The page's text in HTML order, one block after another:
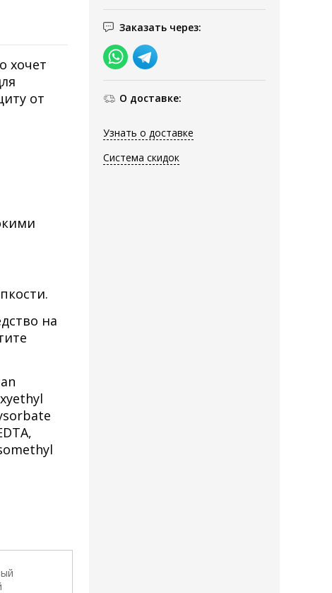
Заказать через:
О доставке:
Узнать о доставке
Система скидок
хочет
от
на